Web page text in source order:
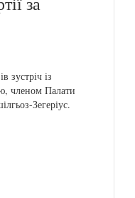
зустріч із
членом Палати
Зегеріус.